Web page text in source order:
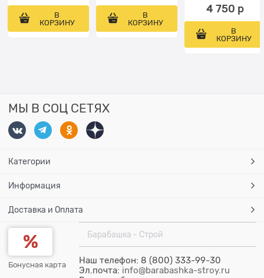
В
КОРЗИНУ
В
КОРЗИНУ
4 750 р
В
КОРЗИНУ
МЫ В СОЦ СЕТЯХ
Категории
Информация
Доставка и Оплата
Бонусная карта
Барабашка - Строй
Наш телефон: 8 (800) 333-99-30
Эл.почта: info@barabashka-stroy.ru